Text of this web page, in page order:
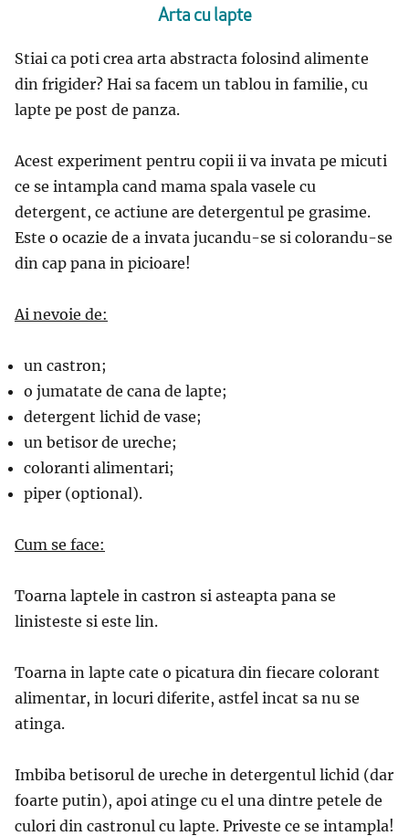
Arta cu lapte
Stiai ca poti crea arta abstracta folosind alimente
din frigider? Hai sa facem un tablou in familie, cu
lapte pe post de panza.
Acest experiment pentru copii ii va invata pe micuti
ce se intampla cand mama spala vasele cu
detergent, ce actiune are detergentul pe grasime.
Este o ocazie de a invata jucandu-se si colorandu-se
din cap pana in picioare!
Ai nevoie de:
un castron;
o jumatate de cana de lapte;
detergent lichid de vase;
un betisor de ureche;
coloranti alimentari;
piper (optional).
Cum se face:
Toarna laptele in castron si asteapta pana se
linisteste si este lin.
Toarna in lapte cate o picatura din fiecare colorant
alimentar, in locuri diferite, astfel incat sa nu se
atinga.
Imbiba betisorul de ureche in detergentul lichid (dar
foarte putin), apoi atinge cu el una dintre petele de
culori din castronul cu lapte. Priveste ce se intampla!